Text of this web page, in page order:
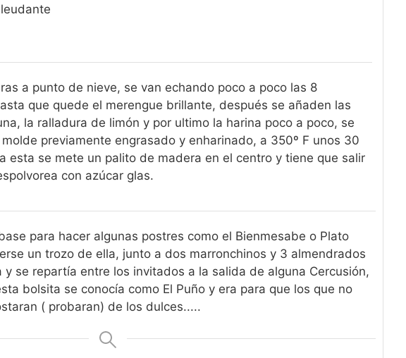
a punto de nieve, se van echando poco a poco las 8
que quede el merengue brillante, después se añaden las
la ralladura de limón y por ultimo la harina poco a poco, se
previamente engrasado y enharinado, a 350º F unos 30
esta se mete un palito de madera en el centro y tiene que salir
con azúcar glas.
para hacer algunas postres como el Bienmesabe o Plato
un trozo de ella, junto a dos marronchinos y 3 almendrados
se repartía entre los invitados a la salida de alguna Cercusión,
bolsita se conocía como El Puño y era para que los que no
( probaran) de los dulces.....